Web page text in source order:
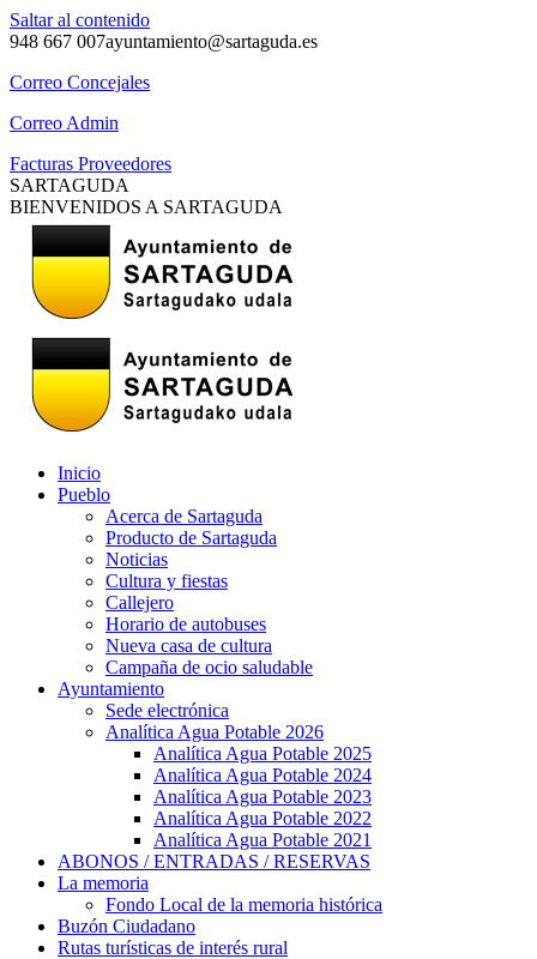
Saltar al contenido
948 667 007ayuntamiento@sartaguda.es
Correo Concejales
Correo Admin
Facturas Proveedores
SARTAGUDA
BIENVENIDOS A SARTAGUDA
Inicio
Pueblo
Acerca de Sartaguda
Producto de Sartaguda
Noticias
Cultura y fiestas
Callejero
Horario de autobuses
Nueva casa de cultura
Campaña de ocio saludable
Ayuntamiento
Sede electrónica
Analítica Agua Potable 2026
Analítica Agua Potable 2025
Analítica Agua Potable 2024
Analítica Agua Potable 2023
Analítica Agua Potable 2022
Analítica Agua Potable 2021
ABONOS / ENTRADAS / RESERVAS
La memoria
Fondo Local de la memoria histórica
Buzón Ciudadano
Rutas turísticas de interés rural